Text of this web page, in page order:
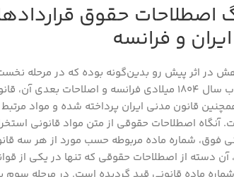
اصطلاحات حقوق
و فرانسه
در اثر پیش رو بدین‌گونه بوده که در مرحله
قانون مدنی ایران پرداخته شده و مواد
آنگاه اصطلاحات حقوقی از متن مواد قانونی
فوق، شماره ماده مربوطه حسب مورد از هر سه
آن دسته از اصطلاحات حقوقی که تنها در یکی از